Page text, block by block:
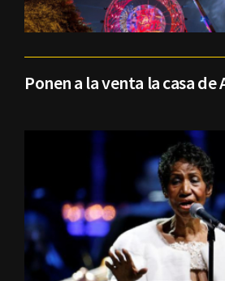
Ponen a la venta la casa